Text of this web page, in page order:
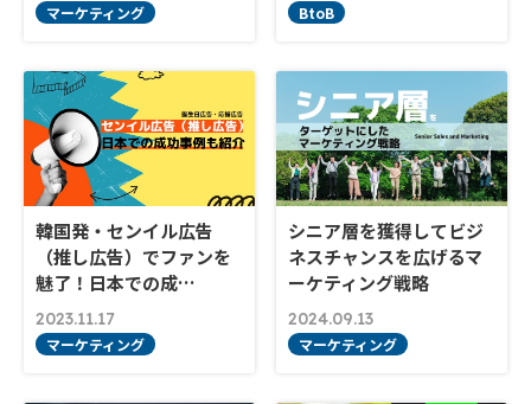
マーケティング BtoB
韓国発・センイル広告
（推し広告）でファンを
魅了！日本での成…
2023.11.17
マーケティング
シニア層を獲得してビジ
ネスチャンスを広げるマ
ーケティング戦略
2024.09.13
マーケティング